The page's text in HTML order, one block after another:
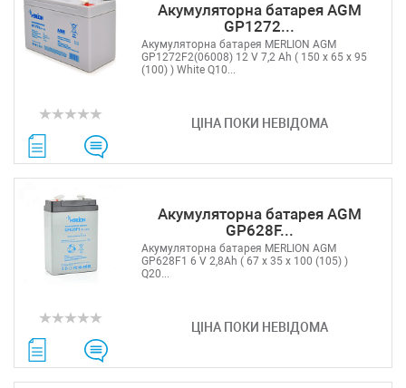
Акумуляторна батарея AGM
GP1272...
ЦІНА ПОКИ НЕВІДОМА
Акумуляторна батарея MERLION AGM
GP1272F2(06008) 12 V 7,2 Ah ( 150 x 65 x 95
(100) ) White Q10...
Акумуляторна батарея AGM
GP628F...
ЦІНА ПОКИ НЕВІДОМА
Акумуляторна батарея MERLION AGM
GP628F1 6 V 2,8Ah ( 67 x 35 x 100 (105) )
Q20...